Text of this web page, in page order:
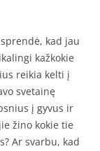
kad jau
kažkokie
reikia kelti į
svetainę
į gyvus ir
žino kokie tie
Ar svarbu, kad